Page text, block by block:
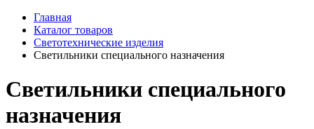
Главная
Каталог товаров
Светотехнические изделия
Светильники специального назначения
Светильники специального
назначения